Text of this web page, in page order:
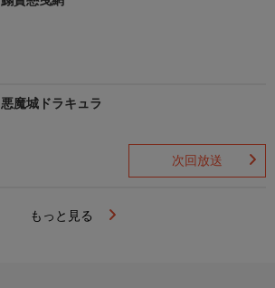
悪魔城ドラキュラ
次回放送
もっと見る